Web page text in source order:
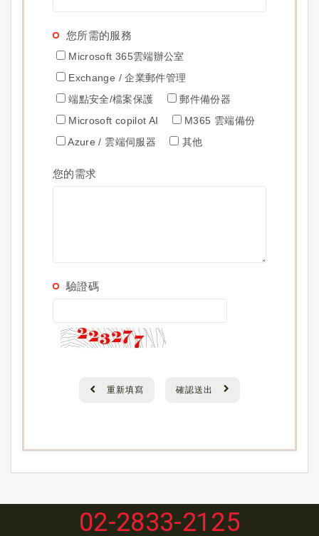
您所需的服務
Microsoft 365雲端辦公室
Exchange / 企業郵件管理
端點安全/檔案保護
郵件備份器
Microsoft copilot AI
M365 雲端備份
Azure / 雲端伺服器
其他
您的需求
驗證碼
重新填寫 確認送出
02-2833-2125